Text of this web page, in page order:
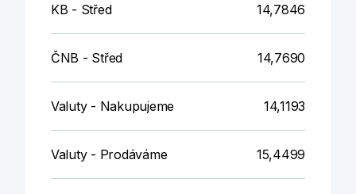
KB - Střed 14,7846
ČNB - Střed 14,7690
Valuty - Nakupujeme 14,1193
Valuty - Prodáváme 15,4499